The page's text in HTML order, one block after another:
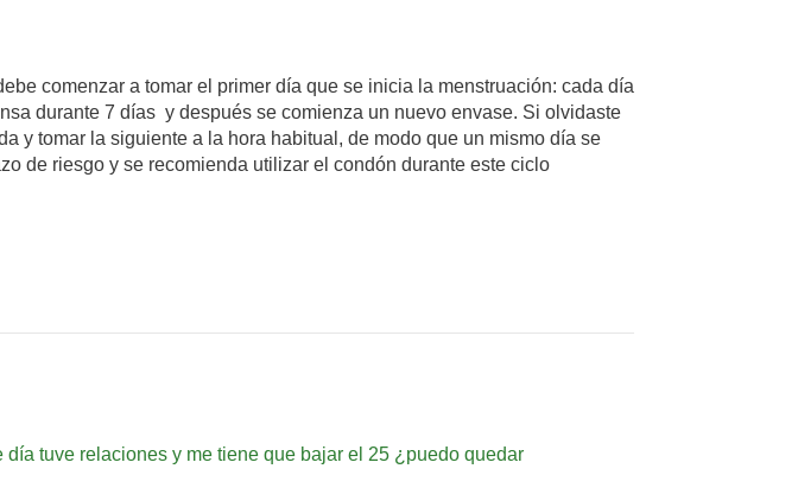
comenzar a tomar el primer día que se inicia la menstruación: cada día
durante 7 días y después se comienza un nuevo envase. Si olvidaste
y tomar la siguiente a la hora habitual, de modo que un mismo día se
de riesgo y se recomienda utilizar el condón durante este ciclo
tuve relaciones y me tiene que bajar el 25 ¿puedo quedar